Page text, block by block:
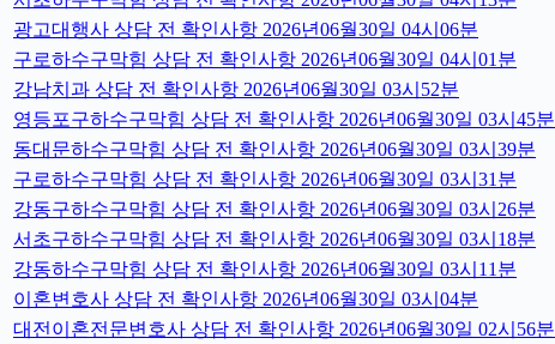
광고대행사 상담 전 확인사항 2026년06월30일 04시06분
구로하수구막힘 상담 전 확인사항 2026년06월30일 04시01분
강남치과 상담 전 확인사항 2026년06월30일 03시52분
영등포구하수구막힘 상담 전 확인사항 2026년06월30일 03시45분
동대문하수구막힘 상담 전 확인사항 2026년06월30일 03시39분
구로하수구막힘 상담 전 확인사항 2026년06월30일 03시31분
강동구하수구막힘 상담 전 확인사항 2026년06월30일 03시26분
서초구하수구막힘 상담 전 확인사항 2026년06월30일 03시18분
강동하수구막힘 상담 전 확인사항 2026년06월30일 03시11분
이혼변호사 상담 전 확인사항 2026년06월30일 03시04분
대전이혼전문변호사 상담 전 확인사항 2026년06월30일 02시56분